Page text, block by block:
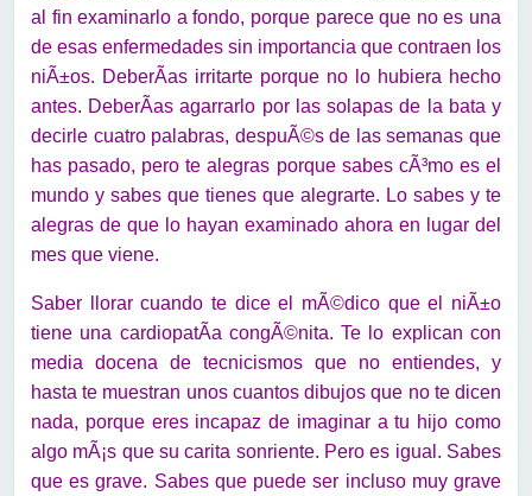
al fin examinarlo a fondo, porque parece que no es una
de esas enfermedades sin importancia que contraen los
niÃ±os. DeberÃ­as irritarte porque no lo hubiera hecho
antes. DeberÃ­as agarrarlo por las solapas de la bata y
decirle cuatro palabras, despuÃ©s de las semanas que
has pasado, pero te alegras porque sabes cÃ³mo es el
mundo y sabes que tienes que alegrarte. Lo sabes y te
alegras de que lo hayan examinado ahora en lugar del
mes que viene.
Saber llorar cuando te dice el mÃ©dico que el niÃ±o
tiene una cardiopatÃ­a congÃ©nita. Te lo explican con
media docena de tecnicismos que no entiendes, y
hasta te muestran unos cuantos dibujos que no te dicen
nada, porque eres incapaz de imaginar a tu hijo como
algo mÃ¡s que su carita sonriente. Pero es igual. Sabes
que es grave. Sabes que puede ser incluso muy grave